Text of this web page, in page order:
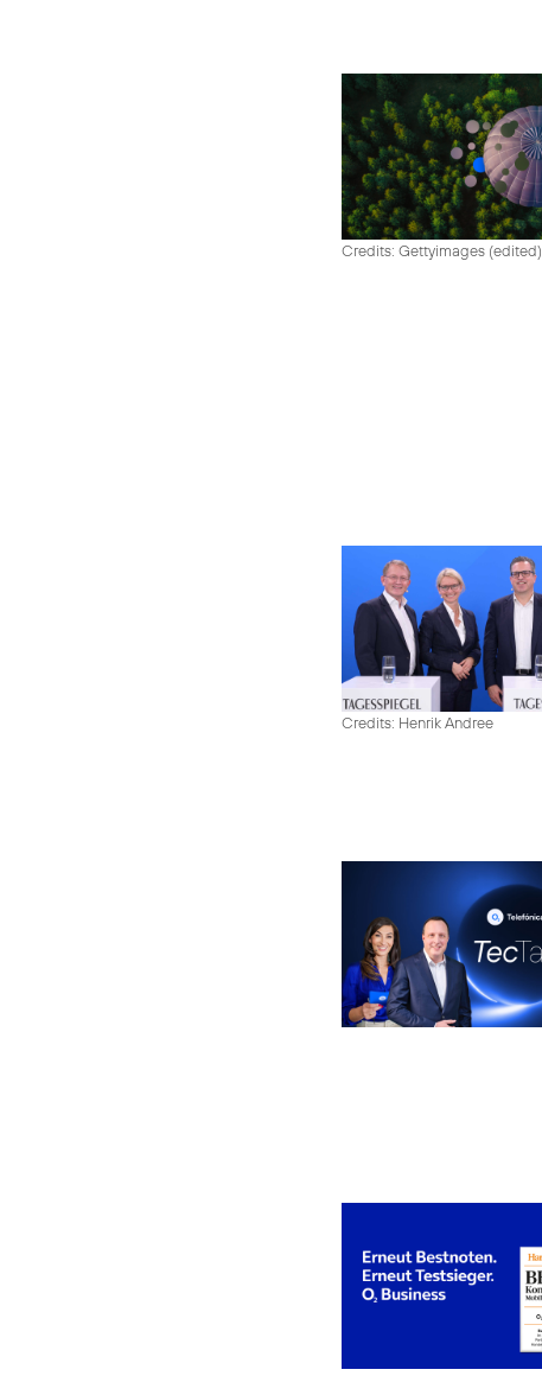
Credits: Gettyimages (edited)
Credits: Henrik Andree